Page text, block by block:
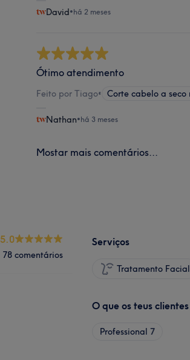
David•há 2 meses
Ótimo atendimento
Feito por Tiago• Corte cabelo a seco
Nathan•há 3 meses
Mostar mais comentários...
5.0
78 comentários
Serviços
Tratamento Facial
O que os teus
Professional 7